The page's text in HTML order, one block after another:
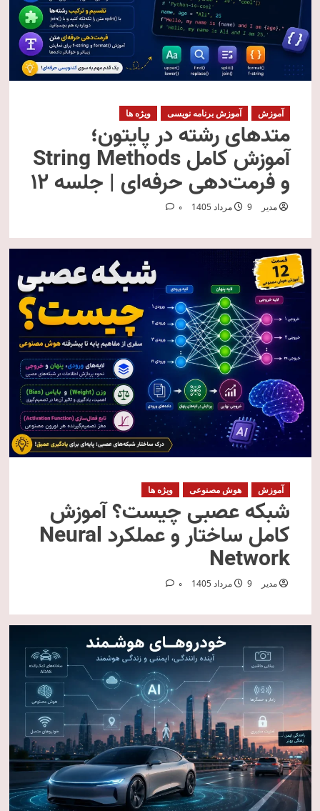
آموزش آموزش برنامه نویسی ویژه ها
متدهای رشته در پایتون؛
آموزش کامل String Methods
و فرمت‌دهی حرفه‌ای | جلسه ۱۲
مدیر 9 مرداد 1405 0
آموزش هوش مصنوعی ویژه ها
شبکه عصبی چیست؟ آموزش
کامل ساختار و عملکرد Neural
Network
مدیر 9 مرداد 1405 0